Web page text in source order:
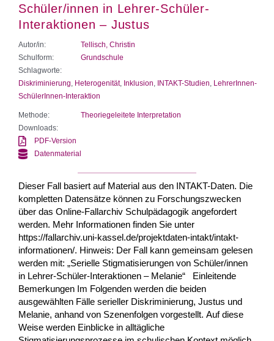
Schüler/innen in Lehrer-Schüler-
Interaktionen – Justus
Autor/in:
Tellisch, Christin
Schulform:
Grundschule
Schlagworte:
Diskriminierung Heterogenität, Inklusion INTAKT-Studien LehrerInnen-
SchülerInnen-Interaktion
Methode:
Theoriegeleitete Interpretation
Downloads:
PDF-Version
Datenmaterial
Dieser Fall basiert auf Material aus den INTAKT-Daten. Die
kompletten Datensätze können zu Forschungszwecken
über das Online-Fallarchiv Schulpädagogik angefordert
werden. Mehr Informationen finden Sie unter
https://fallarchiv.uni-kassel.de/projektdaten-intakt/intakt-
informationen/. Hinweis: Der Fall kann gemeinsam gelesen
werden mit: „Serielle Stigmatisierungen von Schüler/innen
in Lehrer-Schüler-Interaktionen – Melanie“ Einleitende
Bemerkungen Im Folgenden werden die beiden
ausgewählten Fälle serieller Diskriminierung, Justus und
Melanie, anhand von Szenenfolgen vorgestellt. Auf diese
Weise werden Einblicke in alltägliche